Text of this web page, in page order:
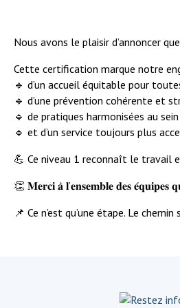
Nous avons le plaisir d’annoncer
Cette certification marque notre
🔹 d’un accueil équitable pour
🔹 d’une prévention cohérente et
🔹 de pratiques harmonisées au
🔹 et d’un service toujours plus
💪 Ce niveau 1 reconnaît le travail
👏 𝐌𝐞𝐫𝐜𝐢 𝐚̀ 𝐥’𝐞𝐧𝐬𝐞𝐦𝐛𝐥𝐞 𝐝𝐞𝐬 𝐞́𝐪𝐮𝐢𝐩𝐞𝐬
📌 Ce n’est qu’une étape. Le